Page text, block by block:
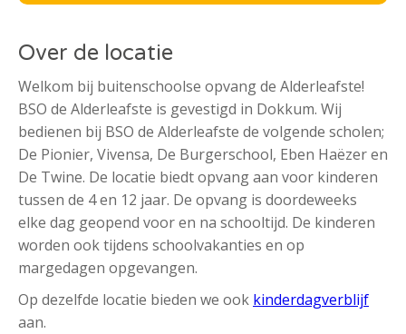
Over de locatie
Welkom bij buitenschoolse opvang de Alderleafste!
BSO de Alderleafste is gevestigd in Dokkum. Wij
bedienen bij BSO de Alderleafste de volgende scholen;
De Pionier, Vivensa, De Burgerschool, Eben Haëzer en
De Twine. De locatie biedt opvang aan voor kinderen
tussen de 4 en 12 jaar. De opvang is doordeweeks
elke dag geopend voor en na schooltijd. De kinderen
worden ook tijdens schoolvakanties en op
margedagen opgevangen.
Op dezelfde locatie bieden we ook kinderdagverblijf
aan.